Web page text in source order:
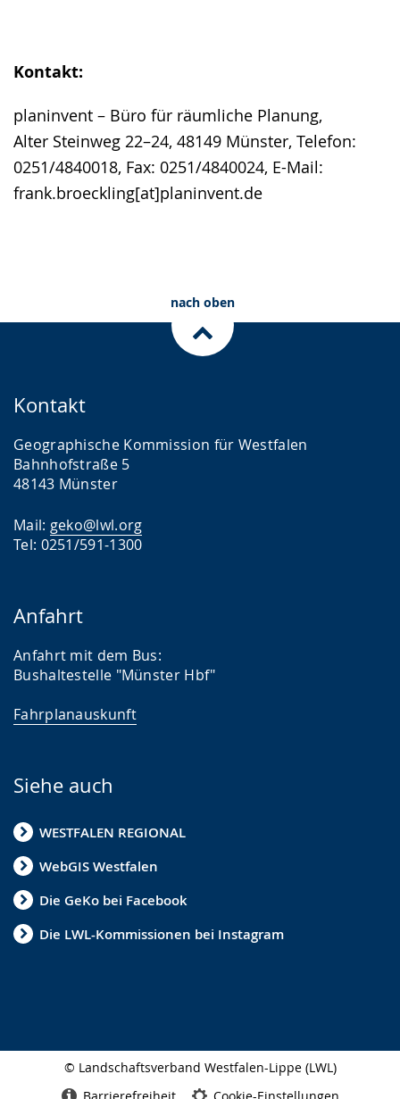
Kontakt:
planinvent – Büro für räumliche Planung,
Alter Steinweg 22–24, 48149 Münster, Telefon:
0251/4840018, Fax: 0251/4840024, E-Mail:
frank.broeckling[at]planinvent.de
nach oben
Kontakt
Geographische Kommission für Westfalen
Bahnhofstraße 5
48143 Münster
Mail: geko@lwl.org
Tel: 0251/591-1300
Anfahrt
Anfahrt mit dem Bus:
Bushaltestelle "Münster Hbf"
Fahrplanauskunft
Siehe auch
WESTFALEN REGIONAL
WebGIS Westfalen
Die GeKo bei Facebook
Die LWL-Kommissionen bei Instagram
© Landschaftsverband Westfalen-Lippe (LWL)
Barrierefreiheit Cookie-Einstellungen